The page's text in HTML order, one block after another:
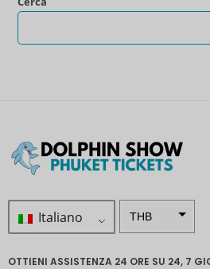
Italiano THB
OTTIENI ASSISTENZA 24 ORE SU 24, 7